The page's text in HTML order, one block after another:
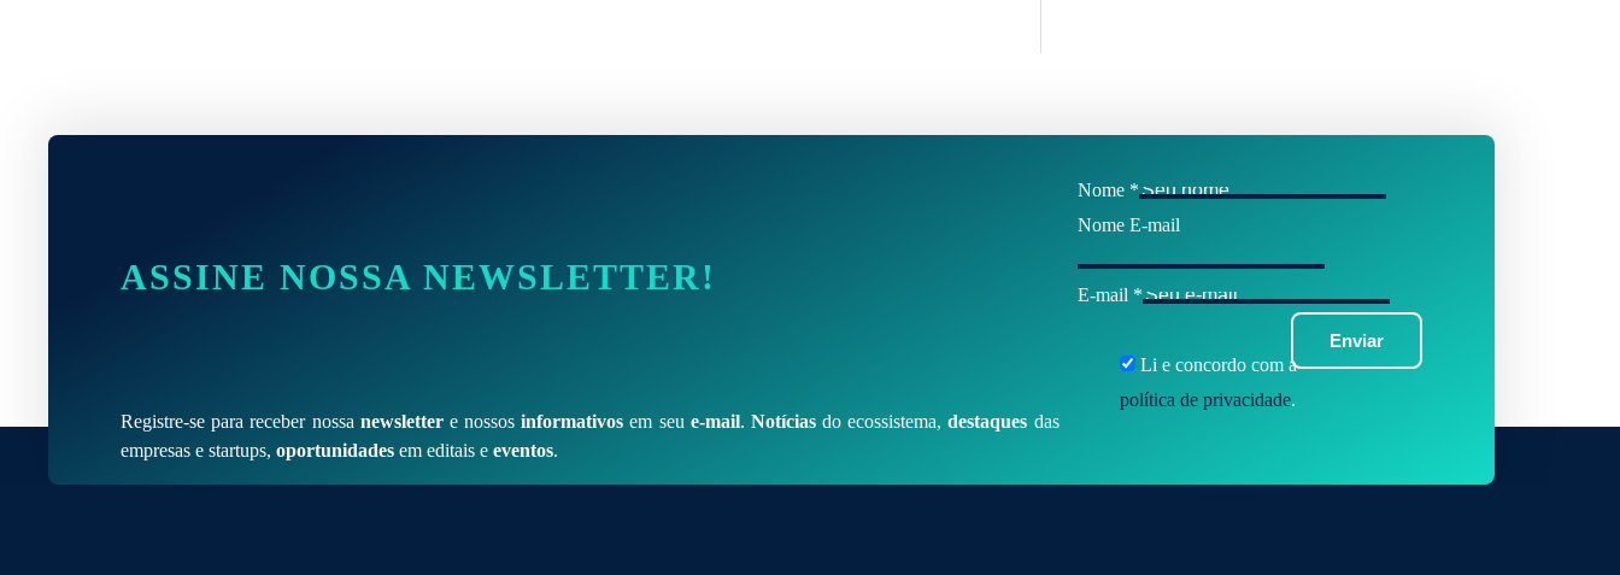
ASSINE NOSSA NEWSLETTER!
Registre-se para receber nossa newslettere nossosinformativos em seu e-mail. Notíciasdo ecossistema,destaques das
empresas e startups, oportunidades em editais e eventos.
Nome *
Nome E-mail
E-mail *
Enviar
Li e concordo com a
política de privacidade.